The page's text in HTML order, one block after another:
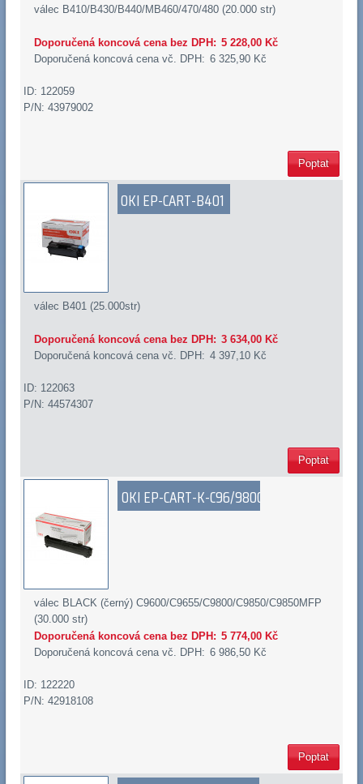
válec B410/B430/B440/MB460/470/480 (20.000 str)
Doporučená koncová cena bez DPH: 5 228,00 Kč
Doporučená koncová cena vč. DPH: 6 325,90 Kč
ID: 122059
P/N: 43979002
Poptat
OKI EP-CART-B401
válec B401 (25.000str)
Doporučená koncová cena bez DPH: 3 634,00 Kč
Doporučená koncová cena vč. DPH: 4 397,10 Kč
ID: 122063
P/N: 44574307
Poptat
OKI EP-CART-K-C96/9800
válec BLACK (černý) C9600/C9655/C9800/C9850/C9850MFP
(30.000 str)
Doporučená koncová cena bez DPH: 5 774,00 Kč
Doporučená koncová cena vč. DPH: 6 986,50 Kč
ID: 122220
P/N: 42918108
Poptat